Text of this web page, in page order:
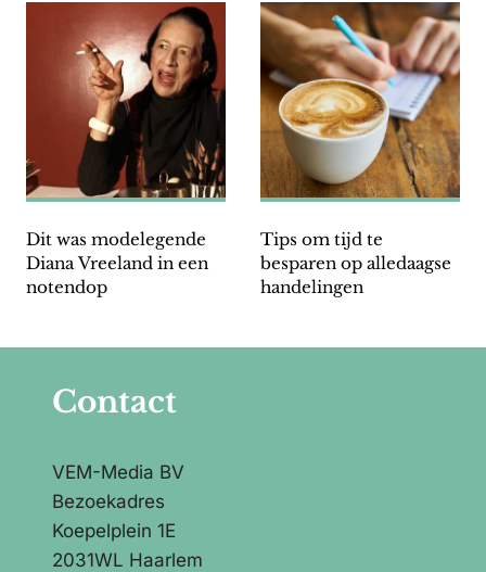
Dit was modelegende
Diana Vreeland in een
notendop
Tips om tijd te
besparen op alledaagse
handelingen
Contact
VEM-Media BV
Bezoekadres
Koepelplein 1E
2031WL Haarlem